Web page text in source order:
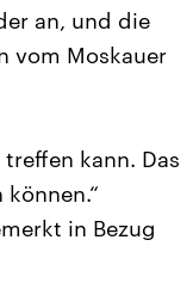
an, und die
vom Moskauer
kann. Das
in Bezug